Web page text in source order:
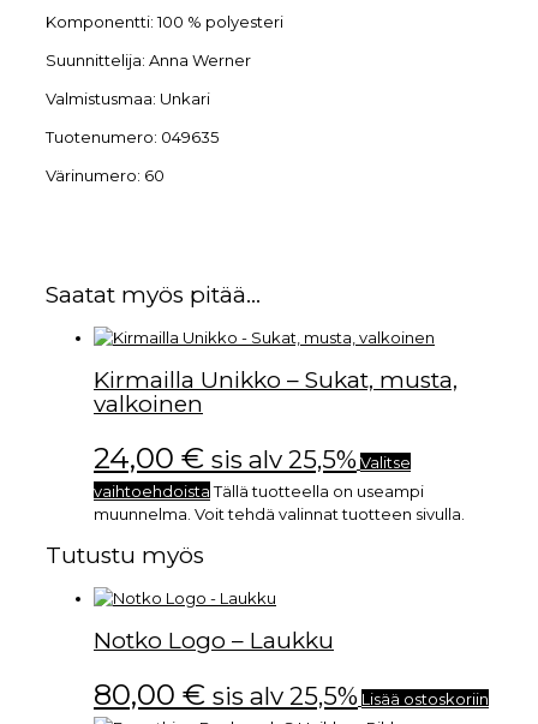
Komponentti: 100 % polyesteri
Suunnittelija: Anna Werner
Valmistusmaa: Unkari
Tuotenumero: 049635
Värinumero: 60
Saatat myös pitää...
Kirmailla Unikko – Sukat, musta,
valkoinen
24,00 € sis alv 25,5%Valitse
vaihtoehdoista Tällä tuotteella on useampi
muunnelma. Voit tehdä valinnat tuotteen sivulla.
Tutustu myös
Notko Logo – Laukku
80,00 € sis alv 25,5% Lisää ostoskoriin